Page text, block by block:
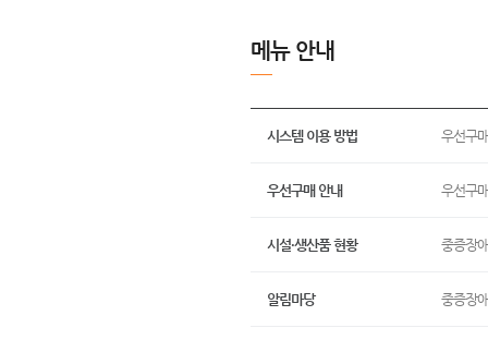
메뉴 안내
시스템 이용 방법 우선구
우선구매 안내 우선구
시설·생산품 현황 중증장
알림마당 중증장